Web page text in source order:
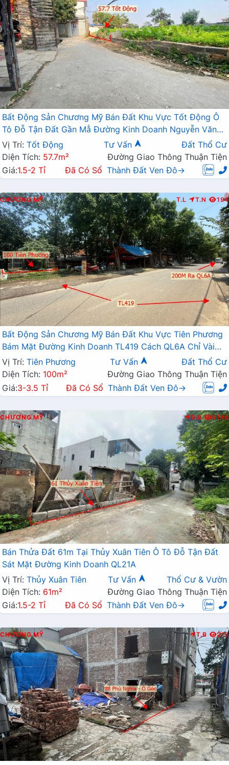
Bất Động Sản Chương Mỹ Bán Đất Khu Vực Tốt Động Ô
Tô Đỗ Tận Đất Gần Mẳ Đường Kinh Doanh Nguyễn Văn
Trỗi
Vị Trí: Tốt Động Tư Vấn
Đất Thổ Cư
Diện Tích: 57.7m²
Đường Giao Thông Thuận Tiện
Giá:1.5-2 Tỉ Đã Có Sổ Thành Đất Ven Đô→
CHƯƠNG MỸ T.L T.N 194
Bất Động Sản Chương Mỹ Bán Đất Khu Vực Tiên Phương
Bám Mặt Đường Kinh Doanh TL419 Cách QL6A Chỉ Vài
Trăm Mét
Vị Trí: Tiên Phương Tư Vấn
Đất Thổ Cư
Diện Tích: 100m²
Đường Giao Thông Thuận Tiện
Giá:3-3.5 Tỉ Đã Có Sổ Thành Đất Ven Đô→
CHƯƠNG MỸ Đ.B 5148
Bán Thửa Đất 61m Tại Thủy Xuân Tiên Ô Tô Đỗ Tận Đất
Sát Mặt Đường Kinh Doanh QL21A
Vị Trí: Thủy Xuân Tiên Tư Vấn
Thổ Cư & Vườn
Diện Tích: 61m²
Đường Giao Thông Thuận Tiện
Giá:1.5-2 Tỉ Đã Có Sổ Thành Đất Ven Đô→
CHƯƠNG MỸ T.B 215